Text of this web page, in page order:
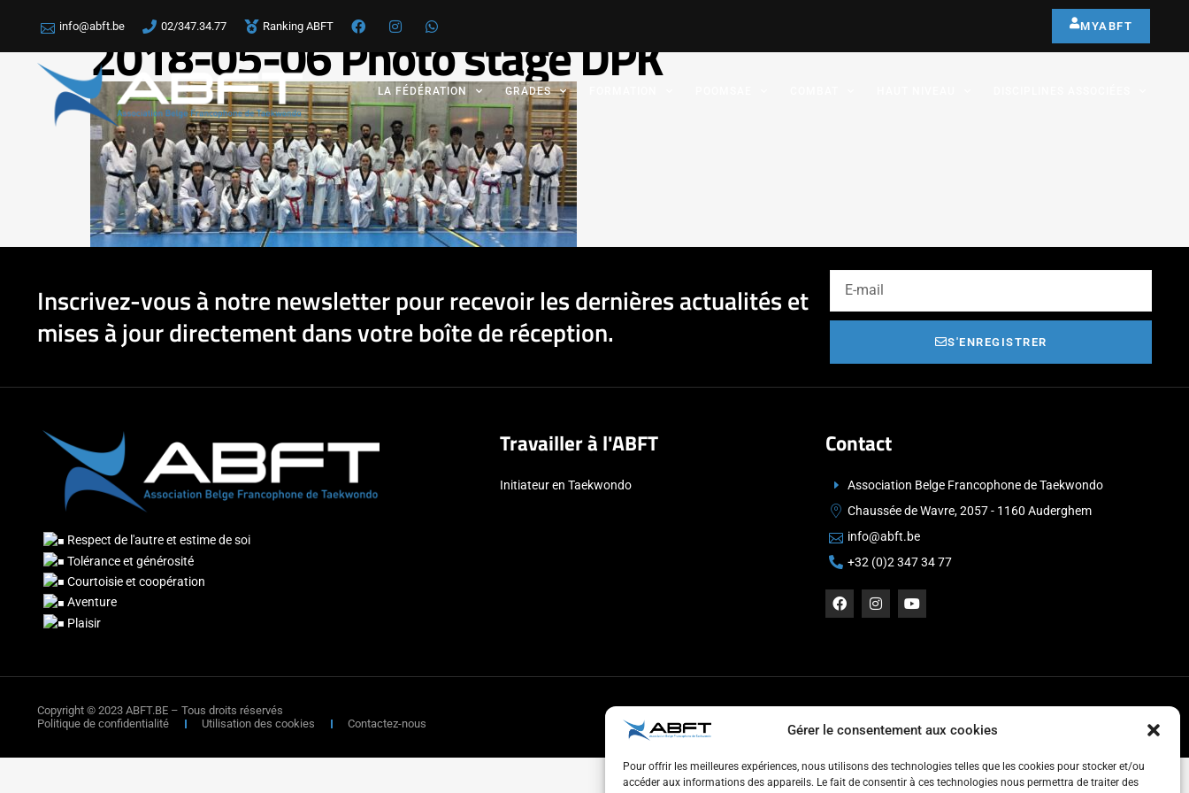
Gérer le consentement aux cookies
Pour offrir les meilleures expériences, nous utilisons des technologies telles que les cookies pour stocker et/ou
accéder aux informations des appareils. Le fait de consentir à ces technologies nous permettra de traiter des
info@abft.be 02/347.34.77 Ranking ABFT MYABFT
LA FÉDÉRATION GRADES
2018-05-06 Photo stage DPK
Inscrivez-vous à notre newsletter pour recevoir les dernières actualités et
mises à jour directement dans votre boîte de réception.
S'ENREGISTRER
Respect de l'autre et estime de soi
Tolérance et générosité
Courtoisie et coopération
Aventure
Plaisir
Travailler à l'ABFT
Initiateur en Taekwondo
Contact
Association Belge Francophone de Taekwondo
Chaussée de Wavre, 2057 - 1160 Auderghem
info@abft.be
+32 (0)2 347 34 77
Copyright © 2023 ABFT.BE – Tous droits réservés
Politique de confidentialité
Utilisation des cookies Contactez-nous